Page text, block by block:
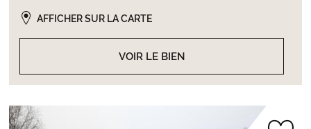
VOIR LE BIEN
AFFICHER SUR LA CARTE